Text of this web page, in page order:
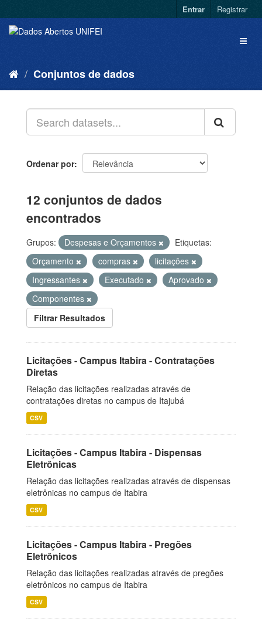
Entrar Registrar
Conjuntos de dados
Ordenar por
12 conjuntos de dados
encontrados
Grupos: Despesas e Orçamentos
Etiquetas:
Orçamento
compras
licitações
Ingressantes
Executado
Aprovado
Componentes
Filtrar Resultados
Licitações - Campus Itabira - Contratações
Diretas
Relação das licitações realizadas através de
contratações diretas no campus de Itajubá
CSV
Licitações - Campus Itabira - Dispensas
Eletrônicas
Relação das licitações realizadas através de dispensas
eletrônicas no campus de Itabira
CSV
Licitações - Campus Itabira - Pregões
Eletrônicos
Relação das licitações realizadas através de pregões
eletrônicos no campus de Itabira
CSV